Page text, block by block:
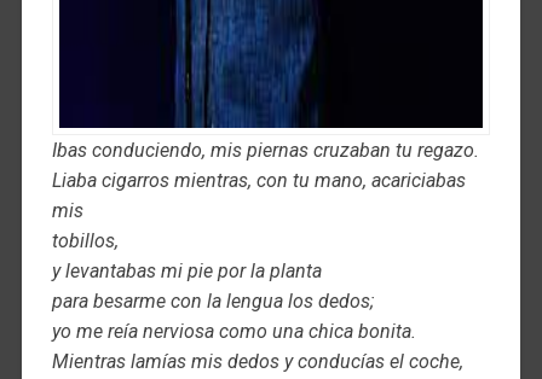
Ibas conduciendo, mis piernas cruzaban tu regazo.
Liaba cigarros mientras, con tu mano, acariciabas
mis
tobillos,
y levantabas mi pie por la planta
para besarme con la lengua los dedos;
yo me reía nerviosa como una chica bonita.
Mientras lamías mis dedos y conducías el coche,